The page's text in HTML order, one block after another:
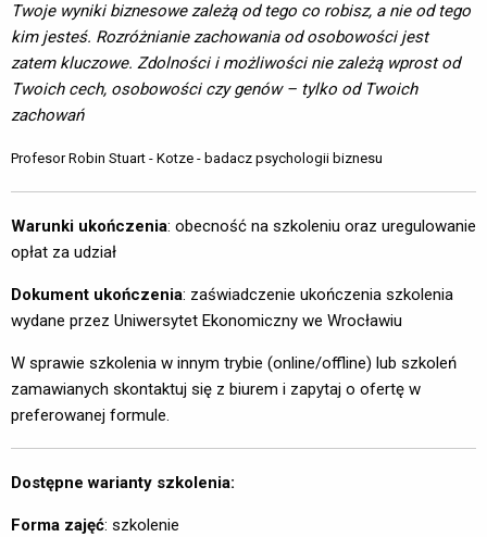
Twoje wyniki biznesowe zależą od tego co robisz, a nie od tego
kim jesteś. Rozróżnianie zachowania od osobowości jest
zatem kluczowe. Zdolności i możliwości nie zależą wprost od
Twoich cech, osobowości czy genów – tylko od Twoich
zachowań
Profesor Robin Stuart - Kotze - badacz psychologii biznesu
Warunki ukończenia: obecność na szkoleniu oraz uregulowanie
opłat za udział
Dokument ukończenia: zaświadczenie ukończenia szkolenia
wydane przez Uniwersytet Ekonomiczny we Wrocławiu
W sprawie szkolenia w innym trybie (online/offline) lub szkoleń
zamawianych skontaktuj się z biurem i zapytaj o ofertę w
preferowanej formule.
Dostępne warianty szkolenia:
Forma zajęć: szkolenie